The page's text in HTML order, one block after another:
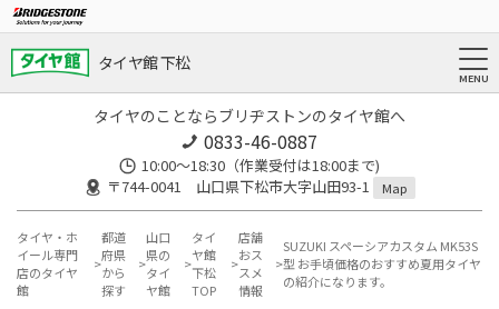
タイヤ館 下松
タイヤのことならブリヂストンのタイヤ館へ
0833-46-0887
10:00～18:30（作業受付は18:00まで)
〒744-0041 山口県下松市大字山田93-1
Map
タイヤ・ホ
イール専門
店のタイヤ
館
都道
府県
から
探す
山口
県の
タイ
ヤ館
タイ
ヤ館
下松
TOP
店舗
おス
スメ
情報
SUZUKI スペーシアカスタム MK53S
型 お手頃価格のおすすめ夏用タイヤ
の紹介になります。